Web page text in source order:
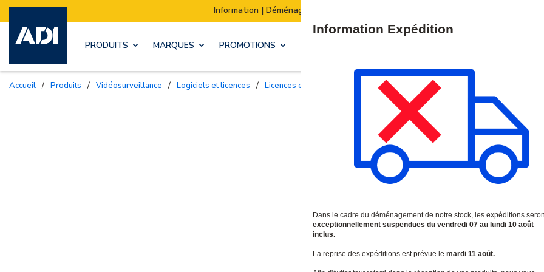
Information | Déménagement de notre stock :
PRODUITS MARQUES PROMOTIONS
Accueil / Produits / Vidéosurveillance / Logiciels et licences / Licences et garanties